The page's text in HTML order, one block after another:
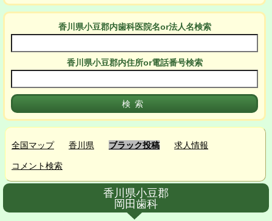
香川県小豆郡内歯科医院名or法人名検索
香川県小豆郡内住所or電話番号検索
全国マップ 香川県 ブラック投稿 求人情報
コメント検索
香川県小豆郡
岡田歯科